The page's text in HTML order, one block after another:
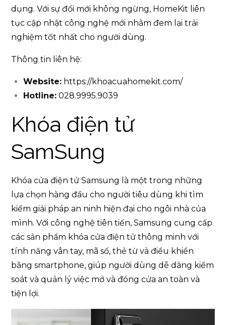
dụng. Với sự đổi mới không ngừng, HomeKit liên
tục cập nhật công nghệ mới nhằm đem lại trải
nghiệm tốt nhất cho người dùng.
Thông tin liên hệ:
Website: https://khoacuahomekit.com/
Hotline: 028.9995.9039
Khóa điện tử
SamSung
Khóa cửa điện tử Samsung là một trong những
lựa chọn hàng đầu cho người tiêu dùng khi tìm
kiếm giải pháp an ninh hiện đại cho ngôi nhà của
mình. Với công nghệ tiên tiến, Samsung cung cấp
các sản phẩm khóa cửa điện tử thông minh với
tính năng vân tay, mã số, thẻ từ và điều khiển
bằng smartphone, giúp người dùng dễ dàng kiểm
soát và quản lý việc mở và đóng cửa an toàn và
tiện lợi.